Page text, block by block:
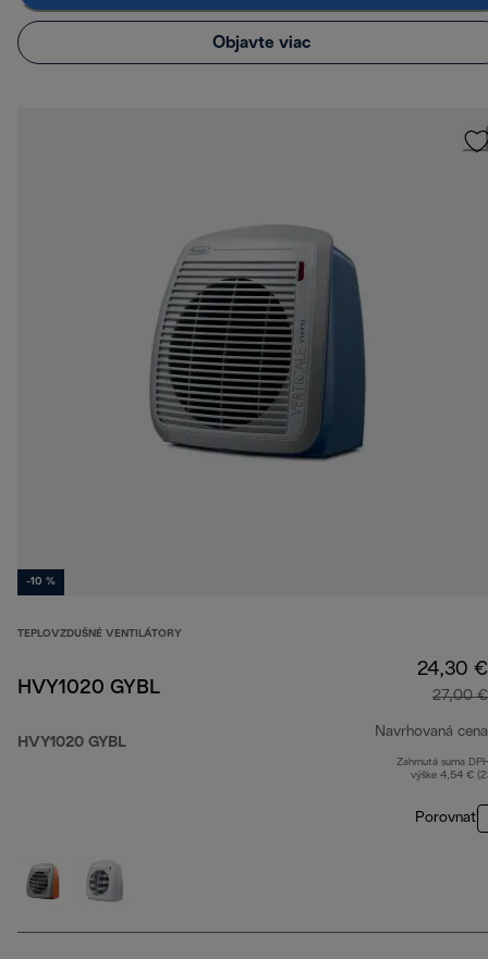
Objavte viac
-10 %
TEPLOVZDUŠNÉ VENTILÁTORY
HVY1020 GYBL
HVY1020 GYBL
24,30 €
27,00 €
Navrhovaná cena
Zahrnutá suma
výške 4,54 €
Porovnať